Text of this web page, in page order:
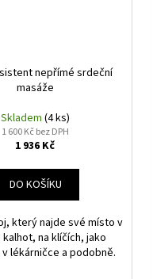
nepřímé srdeční
masáže
Skladem (4 ks)
1 600 Kč bez DPH
1 936 Kč
DO KOŠÍKU
který najde své místo v
kalhot, na klíčích, jako
lékárničce a podobně.